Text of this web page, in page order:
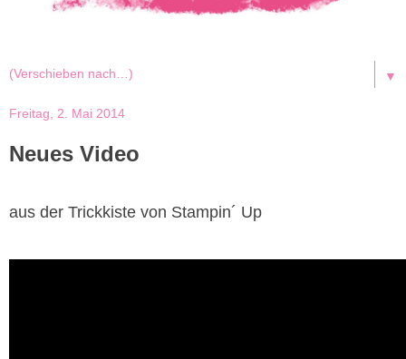
▼
Freitag, 2. Mai 2014
Neues Video
aus der Trickkiste von Stampin´ Up